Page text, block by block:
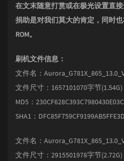
在文末随意打赏或在极光设置直
捐助是对我们莫大的肯定，同时
ROM。
刷机文件信息：
文件名：
文件尺寸：1657101070字节(1.54G)
MD5：
SHA1：
文件名：
文件尺寸：2915501978字节(2.72G)